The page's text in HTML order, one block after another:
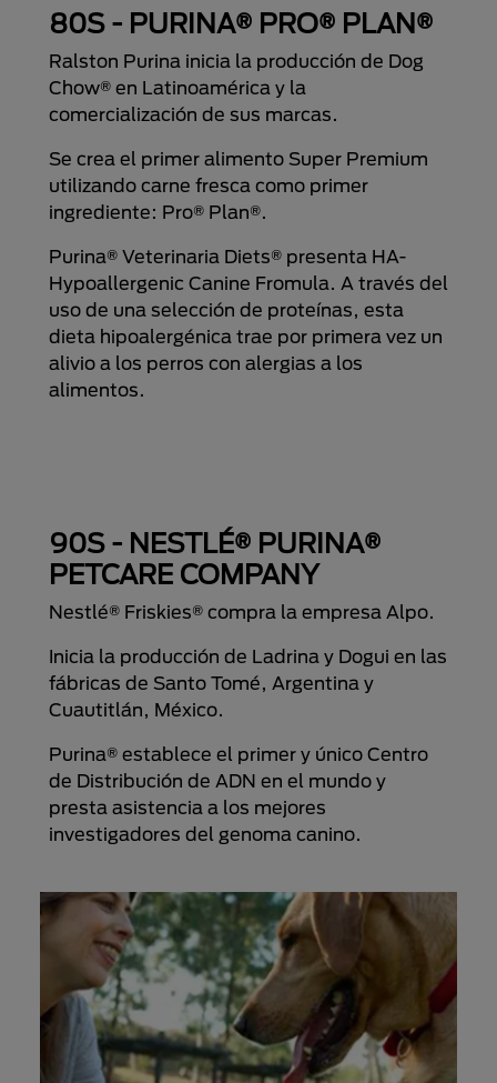
80S - PURINA® PRO® PLAN®
Ralston Purina inicia la producción de Dog
Chow® en Latinoamérica y la
comercialización de sus marcas.
Se crea el primer alimento Super Premium
utilizando carne fresca como primer
ingrediente: Pro® Plan®.
Purina® Veterinaria Diets® presenta HA-
Hypoallergenic Canine Fromula. A través del
uso de una selección de proteínas, esta
dieta hipoalergénica trae por primera vez un
alivio a los perros con alergias a los
alimentos.
90S - NESTLÉ® PURINA®
PETCARE COMPANY
Nestlé® Friskies® compra la empresa Alpo.
Inicia la producción de Ladrina y Dogui en las
fábricas de Santo Tomé, Argentina y
Cuautitlán, México.
Purina® establece el primer y único Centro
de Distribución de ADN en el mundo y
presta asistencia a los mejores
investigadores del genoma canino.